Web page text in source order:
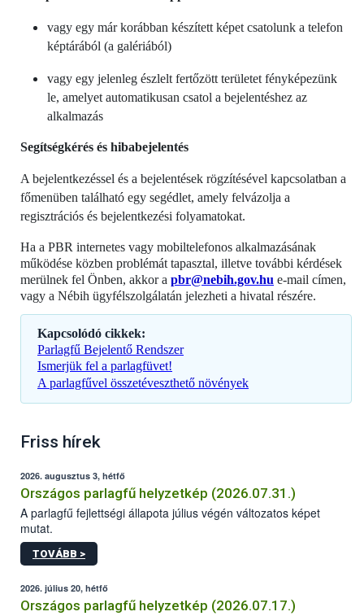
vagy egy már korábban készített képet csatolunk a telefon
képtárából (a galériából)
vagy egy jelenleg észlelt fertőzött területet fényképezünk
le, amelyet automatikusan csatol a bejelentéshez az
alkalmazás
Segítségkérés és hibabejelentés
A bejelentkezéssel és a bejelentések rögzítésével kapcsolatban a
főmenüben található egy segédlet, amely felvázolja a
regisztrációs és bejelentkezési folyamatokat.
Ha a PBR internetes vagy mobiltelefonos alkalmazásának
működése közben problémát tapasztal, illetve további kérdések
merülnek fel Önben, akkor a pbr@nebih.gov.hu e-mail címen,
vagy a Nébih ügyfélszolgálatán jelezheti a hivatal részére.
Kapcsolódó cikkek:
Parlagfű Bejelentő Rendszer
Ismerjük fel a parlagfüvet!
A parlagfűvel összetéveszthető növények
Friss hírek
2026. augusztus 3, hétfő
Országos parlagfű helyzetkép (2026.07.31.)
A parlagfű fejlettségi állapota július végén változatos képet
mutat.
TOVÁBB >
2026. július 20, hétfő
Országos parlagfű helyzetkép (2026.07.17.)